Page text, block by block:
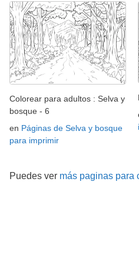
Colorear para adultos : Selva y
bosque - 6
en Páginas de Selva y bosque
para imprimir
Puedes ver más paginas para